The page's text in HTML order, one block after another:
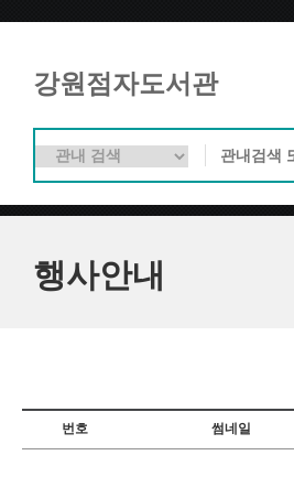
강원점자도서관
행사안내
번호 썸네일